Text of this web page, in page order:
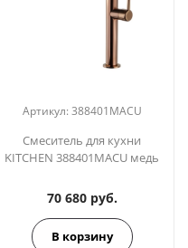
Артикул: 388401MACU
Смеситель для кухни
KITCHEN 388401MACU медь
70 680 руб.
В корзину